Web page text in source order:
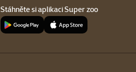
Stáhněte si aplikaci Super zoo